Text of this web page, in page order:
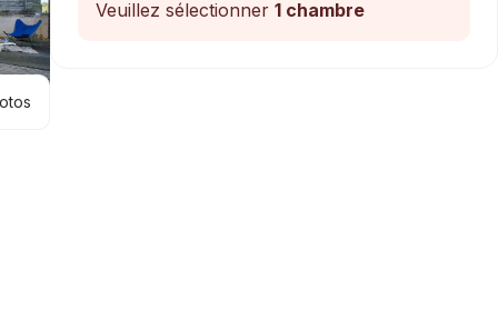
Veuillez sélectionner 1 chambre